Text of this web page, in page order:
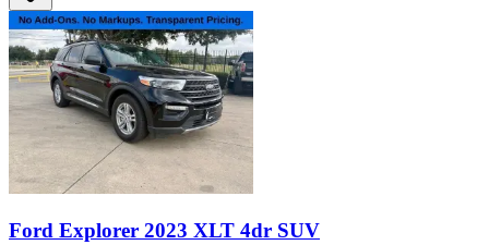
Ford Explorer 2023 XLT 4dr SUV